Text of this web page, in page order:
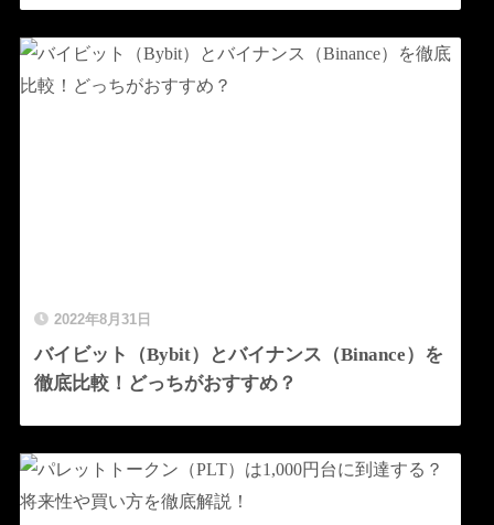
2022年8月31日
バイビット（Bybit）とバイナンス（Binance）を
徹底比較！どっちがおすすめ？